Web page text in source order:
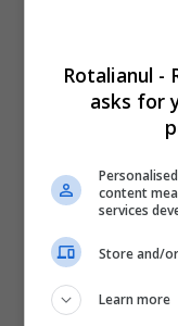
Rotalianul -
asks for
content
services
Store and/
Learn more